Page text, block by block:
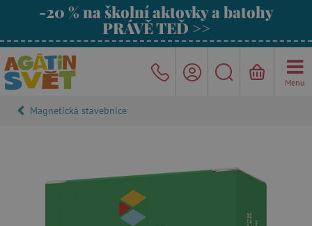
-20 % na školní aktovky a batohy
PRÁVĚ TEĎ >>
Menu
Magnetická stavebnice